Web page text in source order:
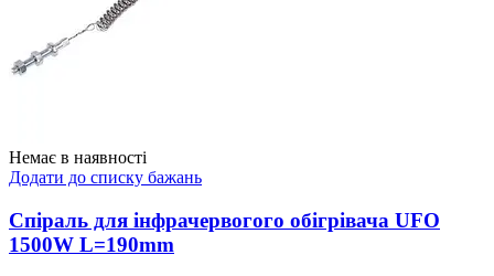
Немає в наявності
Додати до списку бажань
Спіраль для інфрачервогого обігрівача UFO
1500W L=190mm